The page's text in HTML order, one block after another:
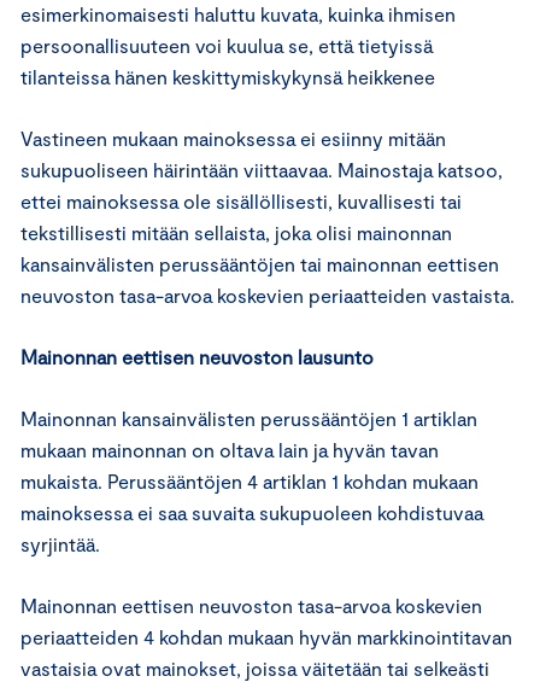
esimerkinomaisesti haluttu kuvata, kuinka ihmisen
persoonallisuuteen voi kuulua se, että tietyissä
tilanteissa hänen keskittymiskykynsä heikkenee
Vastineen mukaan mainoksessa ei esiinny mitään
sukupuoliseen häirintään viittaavaa. Mainostaja katsoo,
ettei mainoksessa ole sisällöllisesti, kuvallisesti tai
tekstillisesti mitään sellaista, joka olisi mainonnan
kansainvälisten perussääntöjen tai mainonnan eettisen
neuvoston tasa-arvoa koskevien periaatteiden vastaista.
Mainonnan eettisen neuvoston lausunto
Mainonnan kansainvälisten perussääntöjen 1 artiklan
mukaan mainonnan on oltava lain ja hyvän tavan
mukaista. Perussääntöjen 4 artiklan 1 kohdan mukaan
mainoksessa ei saa suvaita sukupuoleen kohdistuvaa
syrjintää.
Mainonnan eettisen neuvoston tasa-arvoa koskevien
periaatteiden 4 kohdan mukaan hyvän markkinointitavan
vastaisia ovat mainokset, joissa väitetään tai selkeästi